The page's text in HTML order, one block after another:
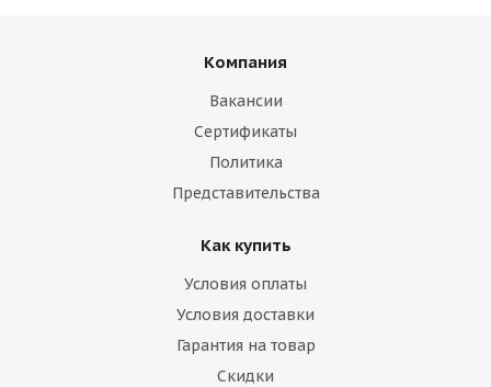
Компания
Вакансии
Сертификаты
Политика
Представительства
Как купить
Условия оплаты
Условия доставки
Гарантия на товар
Скидки